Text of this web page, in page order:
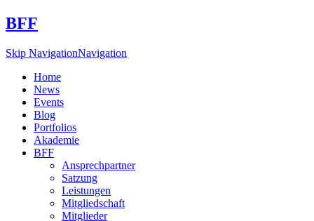
BFF
Skip NavigationNavigation
Home
News
Events
Blog
Portfolios
Akademie
BFF
Ansprechpartner
Satzung
Leistungen
Mitgliedschaft
Mitglieder